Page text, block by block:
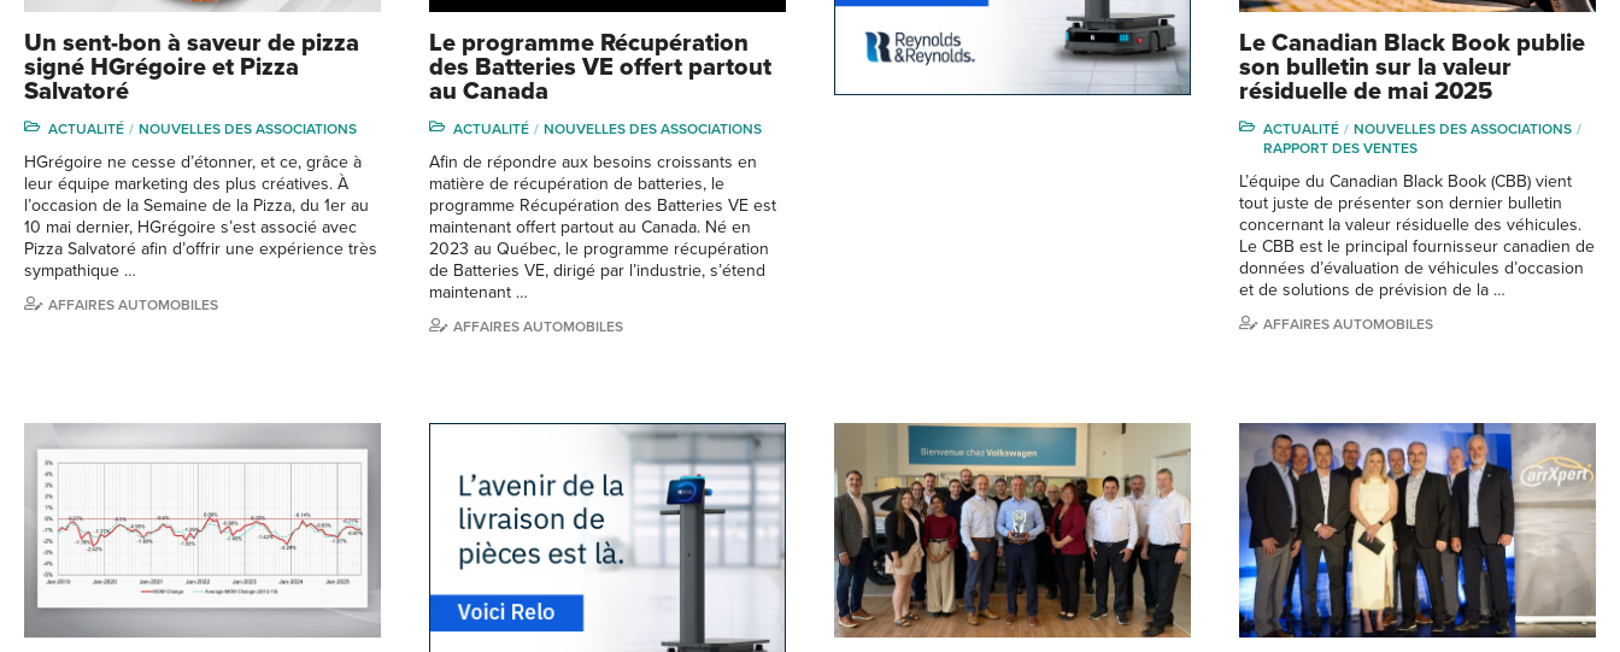
Un sent-bon à saveur de pizza
signé HGrégoire et Pizza
Salvatoré
ACTUALITÉ NOUVELLES DES ASSOCIATIONS
HGrégoire ne cesse d’étonner, et ce, grâce à
leur équipe marketing des plus créatives. À
l’occasion de la Semaine de la Pizza, du 1er au
10 mai dernier, HGrégoire s’est associé avec
Pizza Salvatoré afin d’offrir une expérience très
sympathique …
AFFAIRES AUTOMOBILES
Le programme Récupération
des Batteries VE offert partout
au Canada
ACTUALITÉ NOUVELLES DES ASSOCIATIONS
Afin de répondre aux besoins croissants en
matière de récupération de batteries, le
programme Récupération des Batteries VE est
maintenant offert partout au Canada. Né en
2023 au Québec, le programme récupération
de Batteries VE, dirigé par l’industrie, s’étend
maintenant …
AFFAIRES AUTOMOBILES
Le Canadian Black Book publie
son bulletin sur la valeur
résiduelle de mai 2025
ACTUALITÉ
NOUVELLES DES ASSOCIATIONS
RAPPORT DES VENTES
L’équipe du Canadian Black Book (CBB) vient
tout juste de présenter son dernier bulletin
concernant la valeur résiduelle des véhicules.
Le CBB est le principal fournisseur canadien de
données d’évaluation de véhicules d’occasion
et de solutions de prévision de la …
AFFAIRES AUTOMOBILES